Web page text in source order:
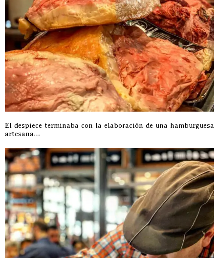
El despiece terminaba con la elaboración de una hamburguesa
artesana…